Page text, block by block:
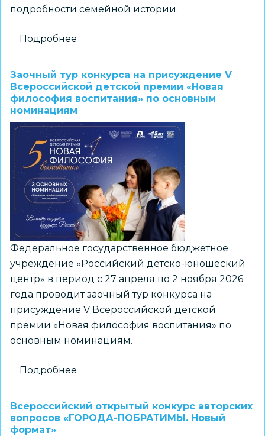
подробности семейной истории.
Подробнее
конкурс
«Семейная
Заочный тур конкурса на присуждение V
Всероссийской детской премии «Новая
философия воспитания» по основным
номинациям
Федеральное государственное бюджетное
учреждение «Российский детско-юношеский
центр» в период с 27 апреля по 2 ноября 2026
года проводит заочный тур конкурса на
присуждение V Всероссийской детской
премии «Новая философия воспитания» по
основным номинациям.
Подробнее
тур
конкурса
Всероссийский открытый конкурс авторских
вопросов «ГОРОДА-ПОБРАТИМЫ. Новый
формат»